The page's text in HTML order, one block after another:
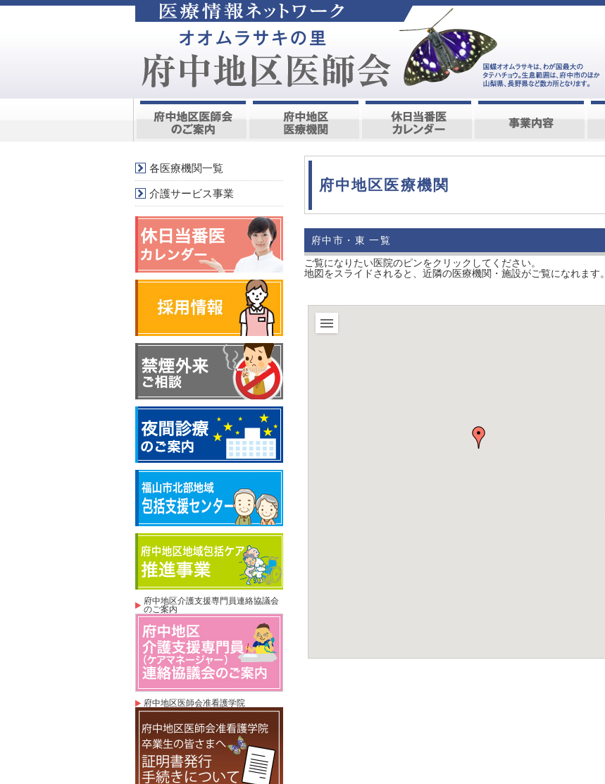
府中地区医療機関
府中市・東 一覧
ご覧になりたい医院のピンをクリックしてください。
地図をスライドされると、近隣の医療機関・施設がご覧になれます。
各医療機関一覧
介護サービス事業
府中地区介護支援専門員連絡協議会
のご案内
府中地区医師会准看護学院